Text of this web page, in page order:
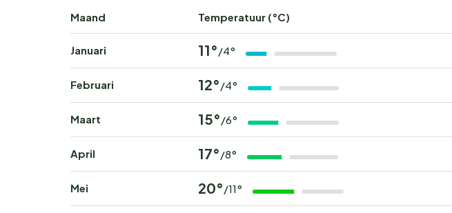
Maand Temperatuur (°C)
Januari 11°/4°
Februari 12°/4°
Maart 15°/6°
April 17°/8°
Mei 20°/11°